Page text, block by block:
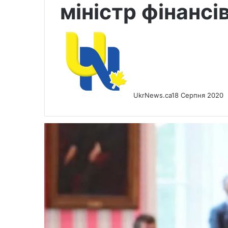
міністр
UkrNews.ca18 Серпня 2020